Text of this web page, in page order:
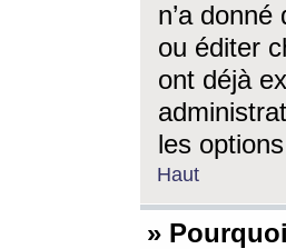
n’a
ou éditer
ont déjà
les
Haut
»